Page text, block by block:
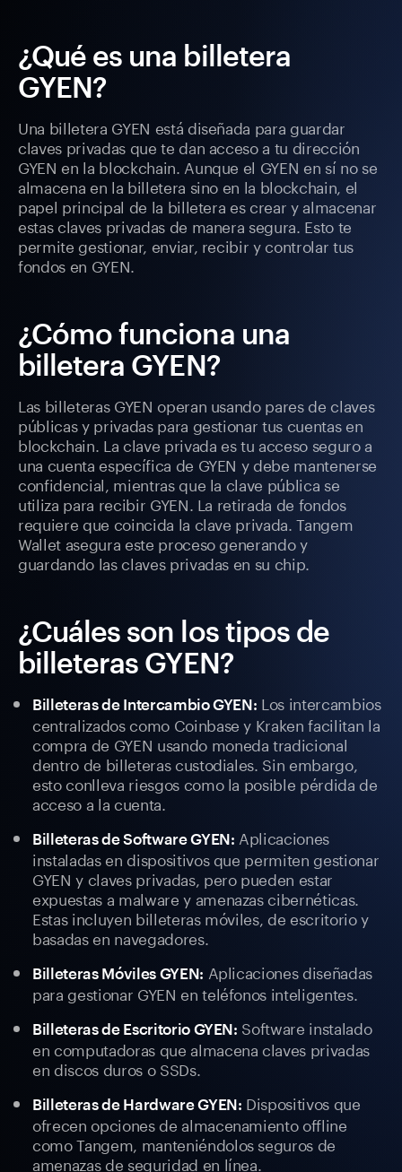
¿Qué es una billetera
GYEN?
Una billetera GYEN está diseñada para guardar
claves privadas que te dan acceso a tu dirección
GYEN en la blockchain. Aunque el GYEN en sí no se
almacena en la billetera sino en la blockchain, el
papel principal de la billetera es crear y almacenar
estas claves privadas de manera segura. Esto te
permite gestionar, enviar, recibir y controlar tus
fondos en GYEN.
¿Cómo funciona una
billetera GYEN?
Las billeteras GYEN operan usando pares de claves
públicas y privadas para gestionar tus cuentas en
blockchain. La clave privada es tu acceso seguro a
una cuenta específica de GYEN y debe mantenerse
confidencial, mientras que la clave pública se
utiliza para recibir GYEN. La retirada de fondos
requiere que coincida la clave privada. Tangem
Wallet asegura este proceso generando y
guardando las claves privadas en su chip.
¿Cuáles son los tipos de
billeteras GYEN?
Billeteras de Intercambio GYEN: Los intercambios
centralizados como Coinbase y Kraken facilitan la
compra de GYEN usando moneda tradicional
dentro de billeteras custodiales. Sin embargo,
esto conlleva riesgos como la posible pérdida de
acceso a la cuenta.
Billeteras de Software GYEN: Aplicaciones
instaladas en dispositivos que permiten gestionar
GYEN y claves privadas, pero pueden estar
expuestas a malware y amenazas cibernéticas.
Estas incluyen billeteras móviles, de escritorio y
basadas en navegadores.
Billeteras Móviles GYEN: Aplicaciones diseñadas
para gestionar GYEN en teléfonos inteligentes.
Billeteras de Escritorio GYEN: Software instalado
en computadoras que almacena claves privadas
en discos duros o SSDs.
Billeteras de Hardware GYEN: Dispositivos que
ofrecen opciones de almacenamiento offline
como Tangem, manteniéndolos seguros de
amenazas de seguridad en línea.